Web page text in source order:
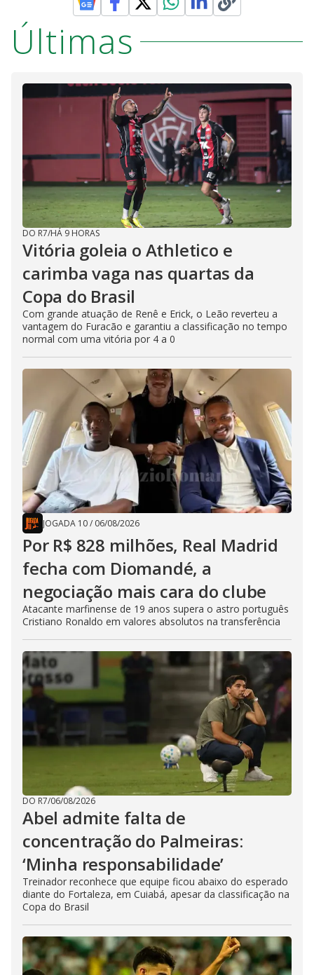
Últimas
DO R7/HÁ 9 HORAS
Vitória goleia o Athletico e
carimba vaga nas quartas da
Copa do Brasil
Com grande atuação de Renê e Erick, o Leão reverteu a
vantagem do Furacão e garantiu a classificação no tempo
normal com uma vitória por 4 a 0
JOGADA 10/ 06/08/2026
Por R$ 828 milhões, Real Madrid
fecha com Diomandé, a
negociação mais cara do clube
Atacante marfinense de 19 anos supera o astro português
Cristiano Ronaldo em valores absolutos na transferência
DO R7/06/08/2026
Abel admite falta de
concentração do Palmeiras:
‘Minha responsabilidade’
Treinador reconhece que equipe ficou abaixo do esperado
diante do Fortaleza, em Cuiabá, apesar da classificação na
Copa do Brasil